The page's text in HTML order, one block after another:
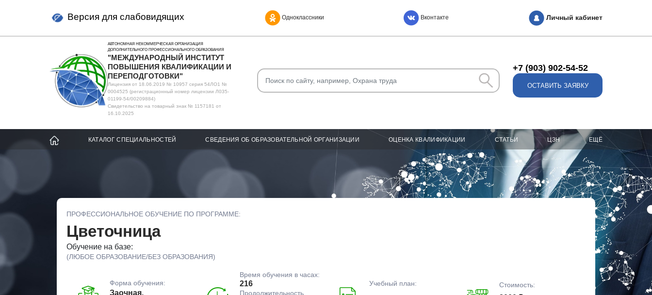
Версия для слабовидящих Одноклассники Вконтакте Личный кабинет
АВТОНОМНАЯ НЕКОММЕРЧЕСКАЯ ОРГАНИЗАЦИЯ
ДОПОЛНИТЕЛЬНОГО ПРОФЕССИОНАЛЬНОГО ОБРАЗОВАНИЯ
"МЕЖДУНАРОДНЫЙ ИНСТИТУТ
ПОВЫШЕНИЯ КВАЛИФИКАЦИИ И
ПЕРЕПОДГОТОВКИ"
Лицензия от 18.06.2019 № 10957 серия 54ЛО1 №
0004525 (регистрационный номер лицензии Л035-
01199-54/00209884)
Свидетельство на товарный знак № 1157181 от
16.10.2025
+7 (903) 902-54-52
ОСТАВИТЬ ЗАЯВКУ
КАТАЛОГ СПЕЦИАЛЬНОСТЕЙ СВЕДЕНИЯ ОБ ОБРАЗОВАТЕЛЬНОЙ ОРГАНИЗАЦИИ ОЦЕНКА КВАЛИФИКАЦИИ СТАТЬИ ЦЗН ЕЩЁ
ПРОФЕССИОНАЛЬНОЕ ОБУЧЕНИЕ ПО ПРОГРАММЕ:
Цветочница
Обучение на базе:
(ЛЮБОЕ ОБРАЗОВАНИЕ/БЕЗ ОБРАЗОВАНИЯ)
Форма обучения:
Заочная,
Время обучения в часах:
216
Продолжительность
Учебный план: Стоимость: